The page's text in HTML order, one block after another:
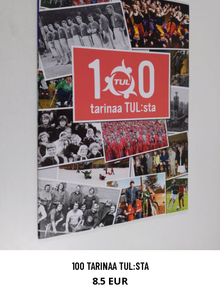
100 TARINAA TUL:STA
8.5 EUR